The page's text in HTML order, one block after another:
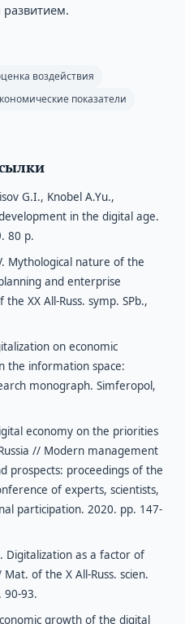
воздействия
показатели
G.I., Knobel A.Yu.,
in the digital age.
80 p.
Mythological nature of the
and enterprise
XX All-Russ. symp. SPb.,
on economic
the information space:
monograph. Simferopol,
economy on the priorities
// Modern management
prospects: proceedings of the
of experts, scientists,
participation. 2020. pp. 147-
Digitalization as a factor of
of the X All-Russ. scien.
90-93.
growth of the digital